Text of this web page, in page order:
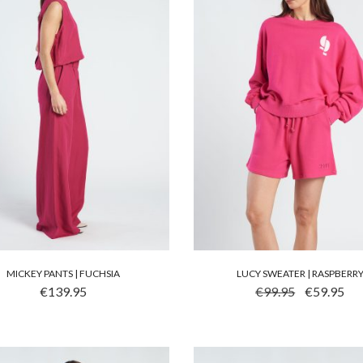
MICKEY PANTS | FUCHSIA
HEEFT MEERDERE VARIATIES. DEZE OPTIE KAN
€139.95
LUCY SWEATER | RASPBERRY
DIT PRODUCT HEEFT
€99.95 €59.95